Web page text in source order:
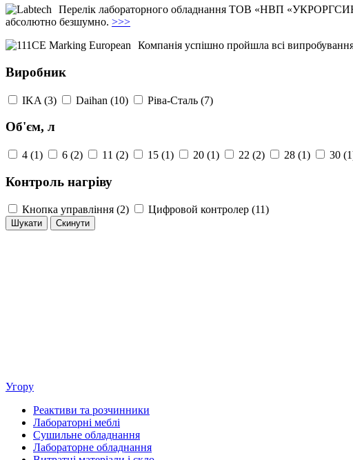
Перелік лабораторного обладнання ТОВ «НВП
абсолютно безшумно. >>>
Компанія успішно пройшла всі
Виробник
IKA (3) Daihan (10) Ріва-Сталь (7)
Об'єм, л
4 (1) 6 (2) 11 (2) 15 (1) 20 (1) 22 (2) 28 (1) 30
Контроль нагріву
Кнопка управління (2) Цифровой контролер (11)
Угору
Реактиви та розчинники
Лабораторні меблі
Сушильне обладнання
Лабораторне обладнання